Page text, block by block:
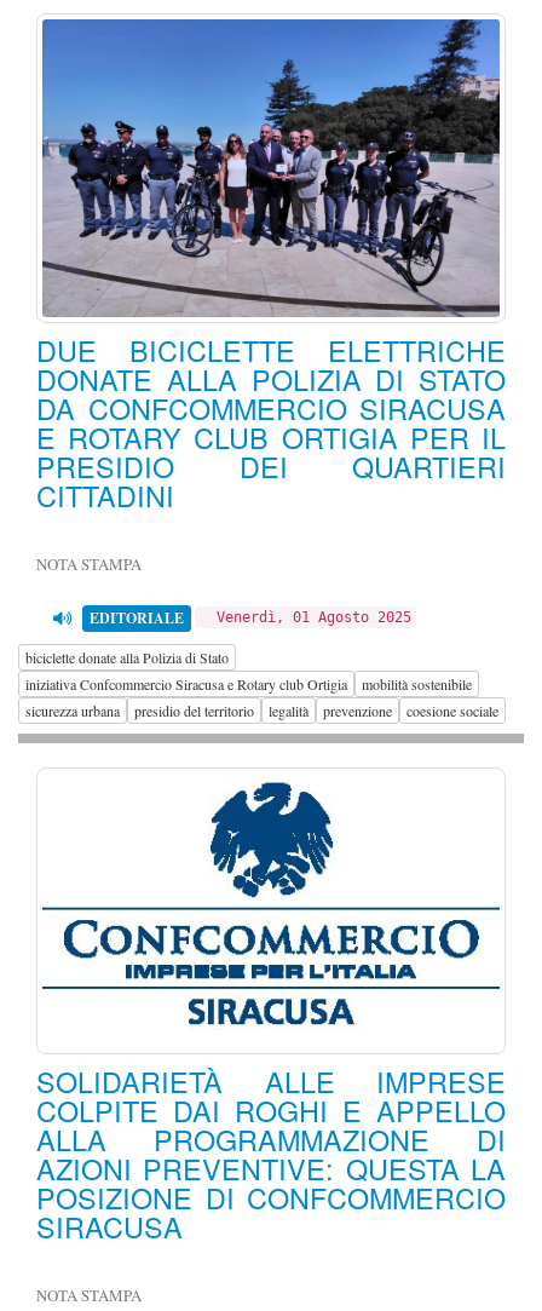
DUE BICICLETTE ELETTRICHE
DONATE ALLA POLIZIA DI STATO
DA CONFCOMMERCIO SIRACUSA
E ROTARY CLUB ORTIGIA PER IL
PRESIDIO DEI QUARTIERI
CITTADINI
NOTA STAMPA
EDITORIALE Venerdì, 01 Agosto 2025
biciclette donate alla Polizia di Stato
iniziativa Confcommercio Siracusa e Rotary club Ortigia
mobilità sostenibile
sicurezza urbana
presidio del territorio legalità prevenzione coesione sociale
SOLIDARIETÀ ALLE IMPRESE
COLPITE DAI ROGHI E APPELLO
ALLA PROGRAMMAZIONE DI
AZIONI PREVENTIVE: QUESTA LA
POSIZIONE DI CONFCOMMERCIO
SIRACUSA
NOTA STAMPA